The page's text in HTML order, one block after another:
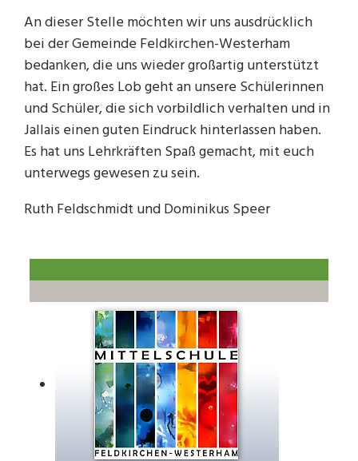
An dieser Stelle möchten wir uns ausdrücklich
bei der Gemeinde Feldkirchen-Westerham
bedanken, die uns wieder großartig unterstützt
hat. Ein großes Lob geht an unsere Schülerinnen
und Schüler, die sich vorbildlich verhalten und in
Jallais einen guten Eindruck hinterlassen haben.
Es hat uns Lehrkräften Spaß gemacht, mit euch
unterwegs gewesen zu sein.
Ruth Feldschmidt und Dominikus Speer